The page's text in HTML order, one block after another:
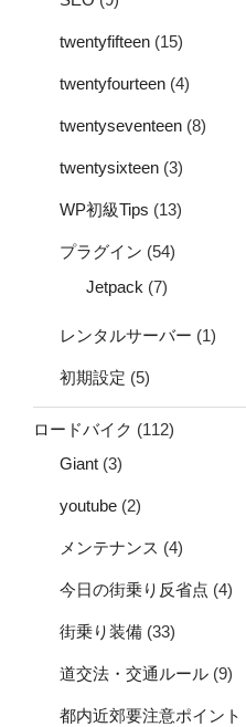
twentyfifteen (15)
twentyfourteen (4)
twentyseventeen (8)
twentysixteen (3)
WP初級Tips (13)
プラグイン (54)
Jetpack (7)
レンタルサーバー (1)
初期設定 (5)
ロードバイク (112)
Giant (3)
youtube (2)
メンテナンス (4)
今日の街乗り反省点 (4)
街乗り装備 (33)
道交法・交通ルール (9)
都内近郊要注意ポイント